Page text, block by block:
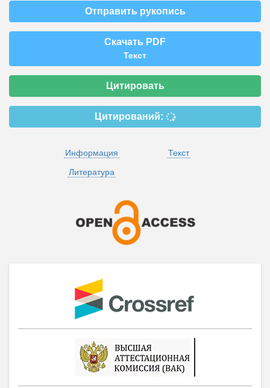
Отправить рукопись
Скачать PDF
Текст
Цитировать
Цитирований:
Информация
Текст
Литература